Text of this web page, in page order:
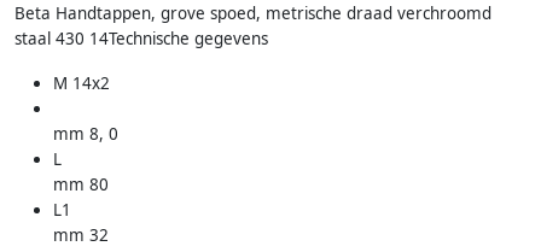
Beta Handtappen, grove spoed, metrische draad verchroomd
staal 430 14Technische gegevens
M 14x2
mm 8, 0
L
mm 80
L1
mm 32